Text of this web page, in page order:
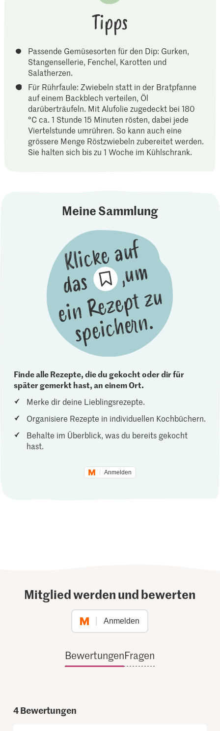
Tipps
Passende Gemüsesorten für den Dip: Gurken,
Stangensellerie, Fenchel, Karotten und
Salatherzen.
Für Rührfaule: Zwiebeln statt in der Bratpfanne
auf einem Backblech verteilen, Öl
darüberträufeln. Mit Alufolie zugedeckt bei 180
°C ca. 1 Stunde 15 Minuten rösten, dabei jede
Viertelstunde umrühren. So kann auch eine
grössere Menge Röstzwiebeln zubereitet werden.
Sie halten sich bis zu 1 Woche im Kühlschrank.
Meine Sammlung
Finde alle Rezepte, die du gekocht oder dir für
später gemerkt hast, an einem Ort.
Merke dir deine Lieblingsrezepte.
Organisiere Rezepte in individuellen Kochbüchern.
Behalte im Überblick, was du bereits gekocht
hast.
Anmelden
Mitglied werden und bewerten
Anmelden
BewertungenFragen
4Bewertungen